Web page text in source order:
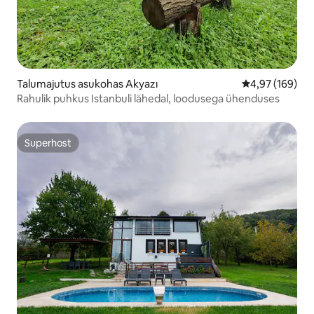
Talumajutus asukohas Akyazı Keskmine
4,97 (169)
Rahulik puhkus Istanbuli lähedal, loodusega ühenduses
Superhost
Superhost